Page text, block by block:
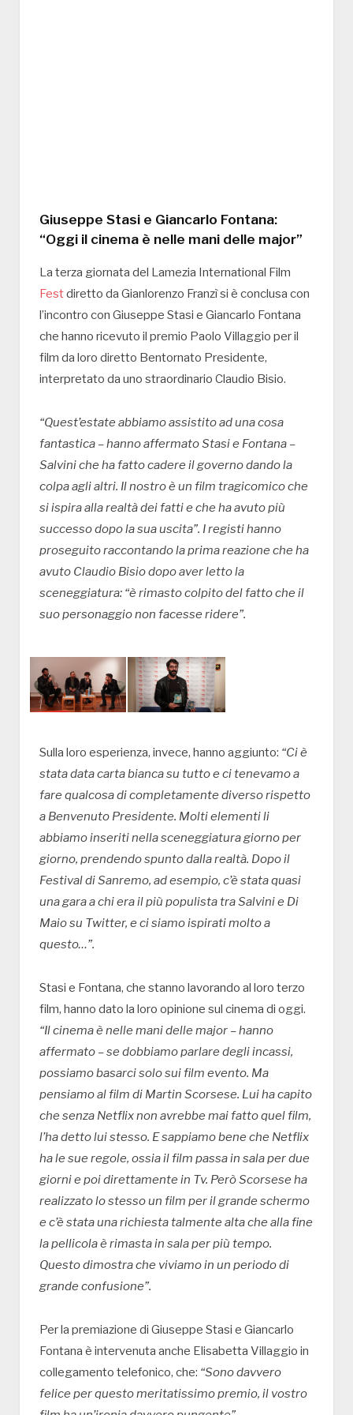
Giuseppe Stasi e Giancarlo Fontana:
“Oggi il cinema è nelle mani delle major”
La terza giornata del Lamezia International Film
Festdiretto da Gianlorenzo Franzì si è conclusa con
l’incontro con Giuseppe Stasi e Giancarlo Fontana
che hanno ricevuto il premio Paolo Villaggio per il
film da loro diretto Bentornato Presidente,
interpretato da uno straordinario Claudio Bisio.
“Quest’estate abbiamo assistito ad una cosa
fantastica – hanno affermato Stasi e Fontana –
Salvini che ha fatto cadere il governo dando la
colpa agli altri. Il nostro è un film tragicomico che
si ispira alla realtà dei fatti e che ha avuto più
successo dopo la sua uscita”. I registi hanno
proseguito raccontando la prima reazione che ha
avuto Claudio Bisio dopo aver letto la
sceneggiatura: “è rimasto colpito del fatto che il
suo personaggio non facesse ridere”.
Sulla loro esperienza, invece, hanno aggiunto: “Ci è
stata data carta bianca su tutto e ci tenevamo a
fare qualcosa di completamente diverso rispetto
a Benvenuto Presidente. Molti elementi li
abbiamo inseriti nella sceneggiatura giorno per
giorno, prendendo spunto dalla realtà. Dopo il
Festival di Sanremo, ad esempio, c’è stata quasi
una gara a chi era il più populista tra Salvini e Di
Maio su Twitter, e ci siamo ispirati molto a
questo…”.
Stasi e Fontana, che stanno lavorando al loro terzo
film, hanno dato la loro opinione sul cinema di oggi.
“Il cinema è nelle mani delle major – hanno
affermato – se dobbiamo parlare degli incassi,
possiamo basarci solo sui film evento. Ma
pensiamo al film di Martin Scorsese. Lui ha capito
che senza Netflix non avrebbe mai fatto quel film,
l’ha detto lui stesso. E sappiamo bene che Netflix
ha le sue regole, ossia il film passa in sala per due
giorni e poi direttamente in Tv. Però Scorsese ha
realizzato lo stesso un film per il grande schermo
e c’è stata una richiesta talmente alta che alla fine
la pellicola è rimasta in sala per più tempo.
Questo dimostra che viviamo in un periodo di
grande confusione”.
Per la premiazione di Giuseppe Stasi e Giancarlo
Fontana è intervenuta anche Elisabetta Villaggio in
collegamento telefonico, che: “Sono davvero
felice per questo meritatissimo premio, il vostro